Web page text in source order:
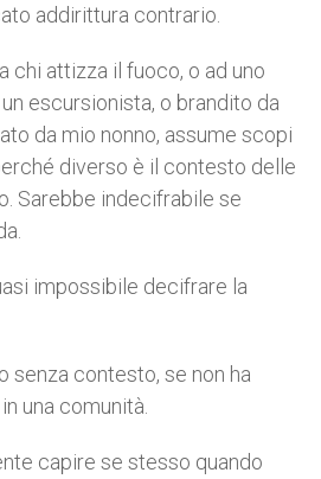
addirittura contrario.
chi attizza il fuoco, o ad uno
escursionista, o brandito da
da mio nonno, assume scopi
diverso è il contesto delle
Sarebbe indecifrabile se
impossibile decifrare la
senza contesto, se non ha
una comunità.
capire se stesso quando